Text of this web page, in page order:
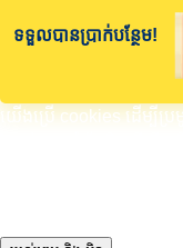
ទទួលបានប្រាក់បន្ថែម!
យើងប្រើ cookies ដើម្បីប្